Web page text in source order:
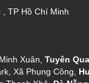
TP Hồ Chí Minh
Xuân, Tuyên
Xã Phụng Công,